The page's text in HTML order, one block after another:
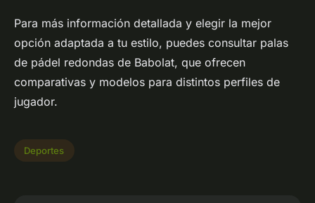
Para más información detallada y elegir la mejor
opción adaptada a tu estilo, puedes consultar palas
de pádel redondas de Babolat, que ofrecen
comparativas y modelos para distintos perfiles de
jugador.
Deportes